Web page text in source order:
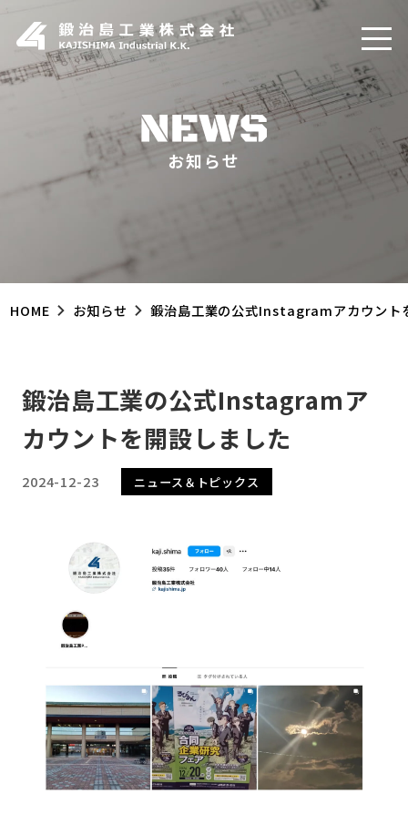
お知らせ
HOME お知らせ 鍛治島工業の公式Instagramアカウント
鍛治島工業の公式Instagramア
カウントを開設しました
2024-12-23 ニュース＆トピックス